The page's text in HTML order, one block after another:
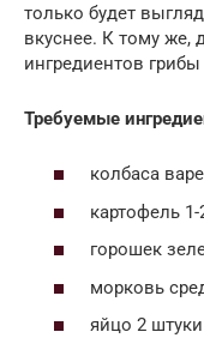
только будет
вкуснее. К тому же,
ингредиентов
Требуемые
колбаса
картофель
горошек
морковь
яйцо 2 штуки